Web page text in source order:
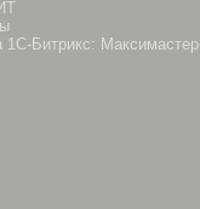
1С-Битрикс: Максимастер